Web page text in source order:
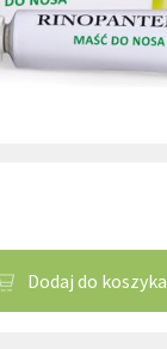
Dodaj do koszyka